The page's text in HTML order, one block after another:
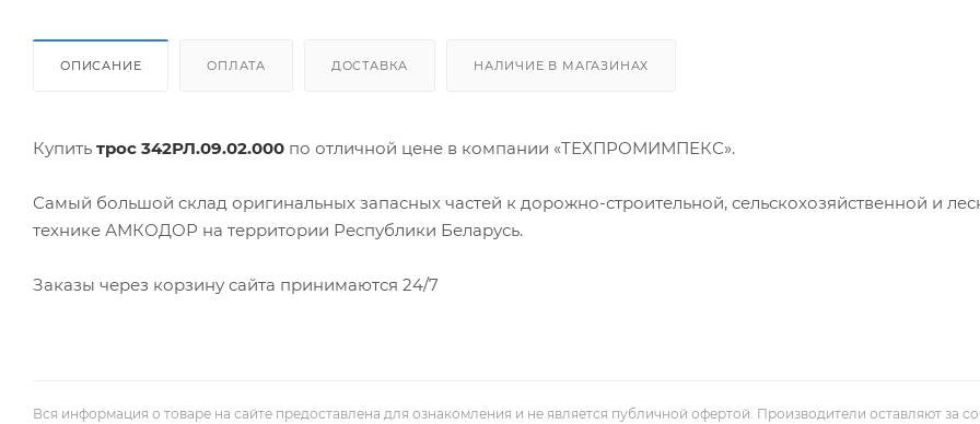
ОПИСАНИЕ ОПЛАТА ДОСТАВКА НАЛИЧИЕ В МАГАЗИНАХ
Купить трос 342РЛ.09.02.000 по отличной цене в компании «ТЕХПРОМИМПЕКС».
Самый большой склад оригинальных запасных частей к дорожно-строительной, сельскохозяйственной и
технике АМКОДОР на территории Республики Беларусь.
Заказы через корзину сайта принимаются 24/7
Вся информация о товаре на сайте предоставлена для ознакомления и не является публичной офертой. Производители оставляют за